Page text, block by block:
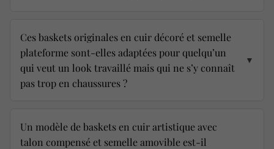
Ces baskets originales en cuir décoré et semelle
plateforme sont-elles adaptées pour quelqu’un
qui veut un look travaillé mais qui ne s’y connaît
pas trop en chaussures ?
▼
Un modèle de baskets en cuir artistique avec
talon compensé et semelle amovible est-il